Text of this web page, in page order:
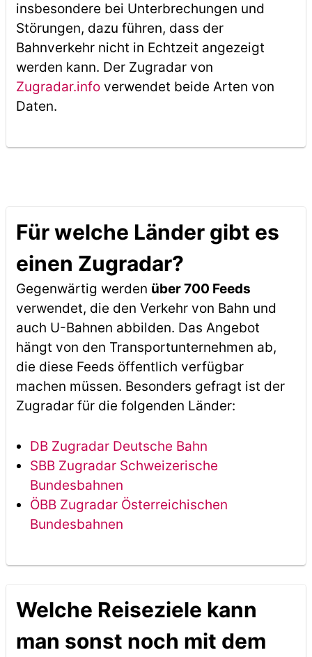
insbesondere bei Unterbrechungen und
Störungen, dazu führen, dass der
Bahnverkehr nicht in Echtzeit angezeigt
werden kann. Der Zugradar von
Zugradar.infoverwendet beide Arten von
Daten.
Für welche Länder gibt es
einen Zugradar?
Gegenwärtig werden über 700 Feeds
verwendet, die den Verkehr von Bahn und
auch U-Bahnen abbilden. Das Angebot
hängt von den Transportunternehmen ab,
die diese Feeds öffentlich verfügbar
machen müssen. Besonders gefragt ist der
Zugradar für die folgenden Länder:
DB Zugradar Deutsche Bahn
SBB Zugradar Schweizerische
Bundesbahnen
ÖBB Zugradar Österreichischen
Bundesbahnen
Welche Reiseziele kann
man sonst noch mit dem